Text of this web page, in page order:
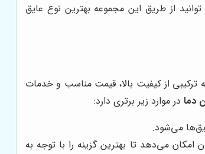
از طریق این مجموعه بهترین نوع عایق
ترکیبی از کیفیت بالا، قیمت مناسب و خدمات
دمادر موارد زیر برتری دارد:
می‌شود.
می‌دهد تا بهترین گزینه را با توجه به